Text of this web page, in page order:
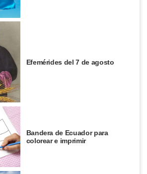
Efemérides del 7 de agosto
Bandera de Ecuador para
colorear e imprimir